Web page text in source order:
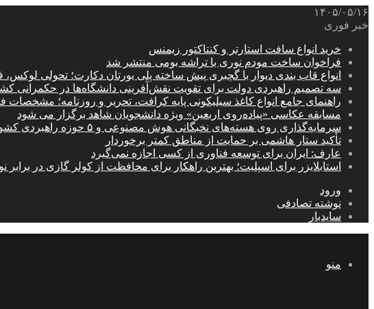
۱۴۰۵/۰۵/۱۶
خبر فوری
خرید انواع سافت استارتر و کنتاکتور زیمنس
فراخوان ساخت مودم نوری با تراشه بومی منتشر شد
انواع قاب بندی دیوار با گچبری پیش ساخته پلی یورتان دکارت؛ تحولی
سه تصمیم راهبردی دولت برای تقویت نقش‌آفرینی دانشگاه‌ها در حکمرانی
راهنمای جامع انواع کاغذ سیلیکونی پایه کرافت، تحریر و روزنامه؛ مشخصات
مسابقه عکاسی «پیاده‌روی اربعین» ویژه دانشجویان شاهد برگزار می شود
سرمایه‌گذاری روی هسته‌های نخبگانی هوش مصنوعی و ۵ حوزه راهبردی کشور
تأکید ستار هاشمی بر حمایت از مناطق کمتر برخوردار
عارف: ایران برای توسعه فناوری از کسی اجازه نمی‌گیرد
استابلایزر برای اسپلیت؛ بهترین راهکار برای محافظت از کولر گازی در برابر
ورود
نوشته تصادفی
سایدبار
منو